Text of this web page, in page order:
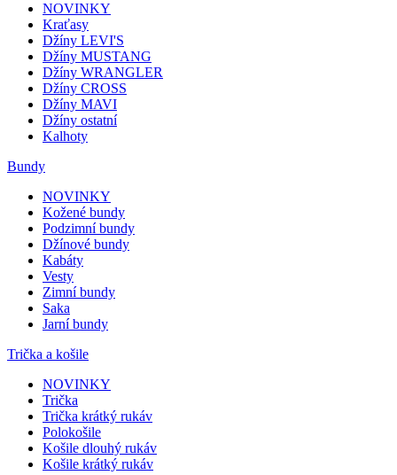
NOVINKY
Kraťasy
Džíny LEVI'S
Džíny MUSTANG
Džíny WRANGLER
Džíny CROSS
Džíny MAVI
Džíny ostatní
Kalhoty
Bundy
NOVINKY
Kožené bundy
Podzimní bundy
Džínové bundy
Kabáty
Vesty
Zimní bundy
Saka
Jarní bundy
Trička a košile
NOVINKY
Trička
Trička krátký rukáv
Polokošile
Košile dlouhý rukáv
Košile krátký rukáv